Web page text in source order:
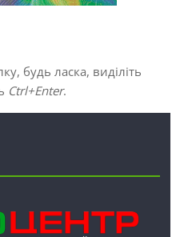
будь ласка, виділіть
Ctrl+Enter.